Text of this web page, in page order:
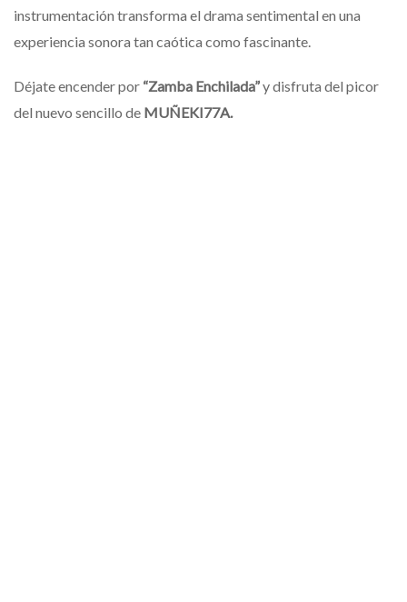
instrumentación transforma el drama sentimental en una
experiencia sonora tan caótica como fascinante.
Déjate encender por “Zamba Enchilada”y disfruta del picor
del nuevo sencillo de MUÑEKI77A.